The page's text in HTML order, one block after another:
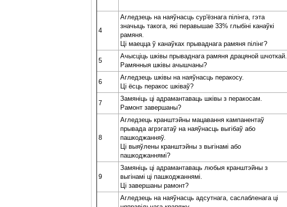
4
Агледзець на наяўнасць сур'ёзнага пілінга, гэта
значыць такога, які перавышае 33% глыбіні канаўкі
рамяня.
Ці маецца ў канаўках прываднага рамяня пілінг?
5
Ачысціць шківы прываднага рамяня драцяной шчоткай.
Рамянныя шківы ачышчаны?
6
Агледзець шківы на наяўнасць перакосу.
Ці ёсць перакос шківаў?
7
Замяніць ці адрамантаваць шківы з перакосам.
Рамонт завершаны?
8
Агледзець кранштэйны мацавання кампанентаў
прывада агрэгатаў на наяўнасць выгібаў або
пашкоджанняў.
Ці выяўлены кранштэйны з выгінамі або
пашкоджаннямі?
9
Замяніць ці адрамантаваць любыя кранштэйны з
выгінамі ці пашкоджаннямі.
Ці завершаны рамонт?
Агледзець на наяўнасць адсутнага, саслабленага ці